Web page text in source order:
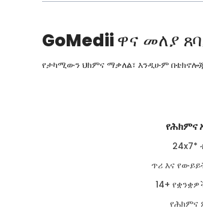
GoMediiዋና መለያ
የታካሚውን ህክምና ማቃለል፣ እንዲሁም በቴክኖሎጂ
የሕክምና
24x7*
ጥሪ እና
14+
የሕክምና